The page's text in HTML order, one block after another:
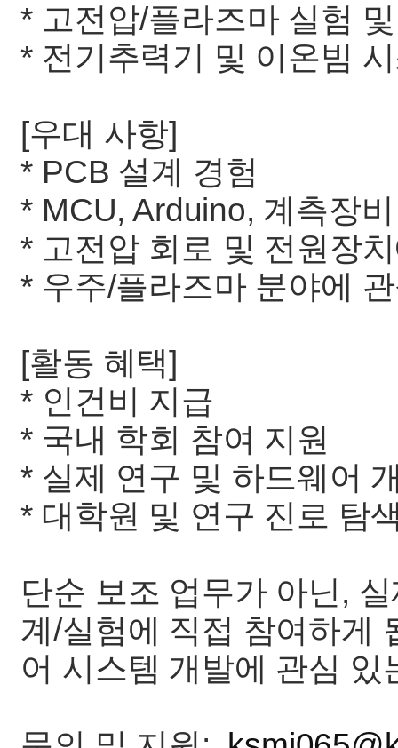
* 고전압/플라즈마 실험
* 전기추력기 및 이온빔
[우대 사항]
* PCB 설계 경험
* MCU, Arduino, 계측장
* 고전압 회로 및 전원장
* 우주/플라즈마 분야에
[활동 혜택]
* 인건비 지급
* 국내 학회 참여 지원
* 실제 연구 및 하드웨어
* 대학원 및 연구 진로 탐
단순 보조 업무가 아닌,
계/실험에 직접 참여하게
어 시스템 개발에 관심